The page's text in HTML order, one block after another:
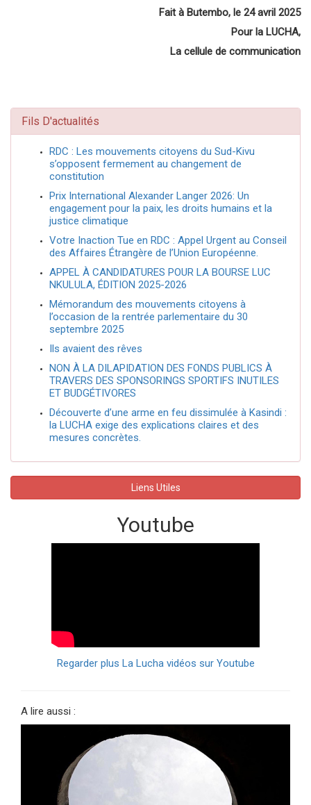
Fait à Butembo, le 24 avril 2025
Pour la LUCHA,
La cellule de communication
Fils D'actualités
RDC : Les mouvements citoyens du Sud-Kivu
s’opposent fermement au changement de
constitution
Prix International Alexander Langer 2026: Un
engagement pour la paix, les droits humains et la
justice climatique
Votre Inaction Tue en RDC : Appel Urgent au Conseil
des Affaires Étrangère de l’Union Européenne.
APPEL À CANDIDATURES POUR LA BOURSE LUC
NKULULA, ÉDITION 2025-2026
Mémorandum des mouvements citoyens à
l’occasion de la rentrée parlementaire du 30
septembre 2025
Ils avaient des rêves
NON À LA DILAPIDATION DES FONDS PUBLICS À
TRAVERS DES SPONSORINGS SPORTIFS INUTILES
ET BUDGÉTIVORES
Découverte d’une arme en feu dissimulée à Kasindi :
la LUCHA exige des explications claires et des
mesures concrètes.
Liens Utiles
Youtube
Regarder plus La Lucha vidéos sur Youtube
A lire aussi :